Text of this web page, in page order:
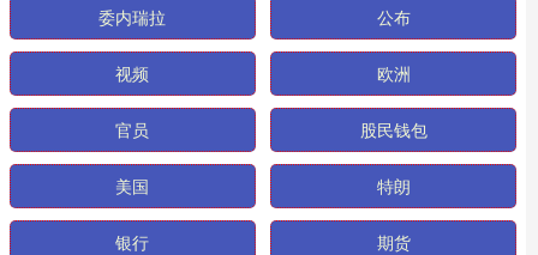
委内瑞拉 公布
视频 欧洲
官员 股民钱包
美国 特朗
银行 期货